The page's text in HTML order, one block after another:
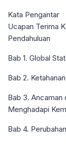
Kata Pengantar
Ucapan Terima
Pendahuluan
Bab 1. Global
Bab 2.
Bab 3. Ancaman
Menghadapi
Bab 4.